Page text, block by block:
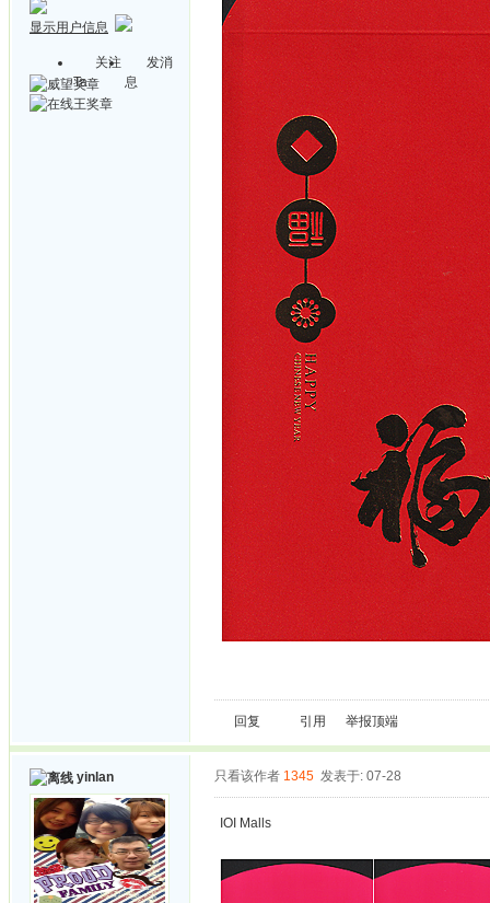
显示用户信息
关注
Ta
发消
息
回复 引用 举报顶端
yinlan 只看该作者 1345 发表于: 07-28
IOI Malls